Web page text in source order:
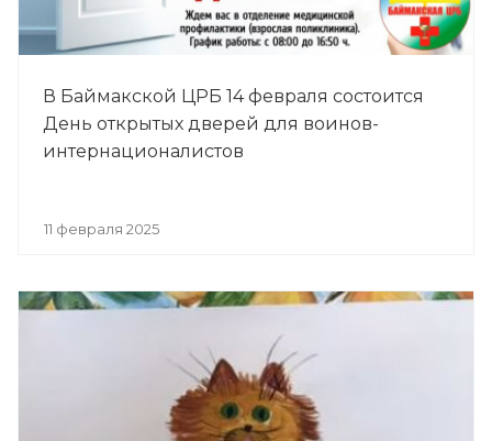
В Баймакской ЦРБ 14 февраля состоится
День открытых дверей для воинов-
интернационалистов
11 февраля 2025